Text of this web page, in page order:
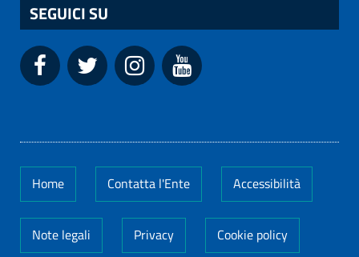
SEGUICI SU
Home Contatta l'Ente Accessibilità
Note legali Privacy Cookie policy